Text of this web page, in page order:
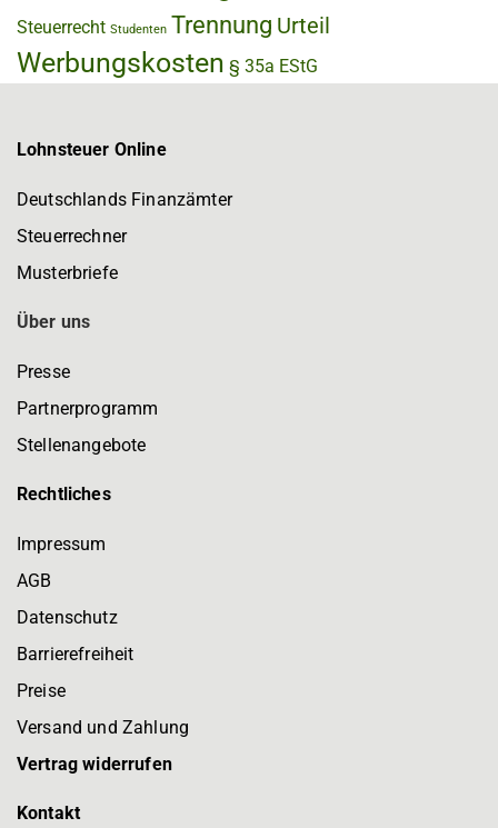
Steuerrecht Studenten Trennung Urteil
Werbungskosten § 35a EStG
Lohnsteuer Online
Deutschlands Finanzämter
Steuerrechner
Musterbriefe
Über uns
Presse
Partnerprogramm
Stellenangebote
Rechtliches
Impressum
AGB
Datenschutz
Barrierefreiheit
Preise
Versand und Zahlung
Vertrag widerrufen
Kontakt